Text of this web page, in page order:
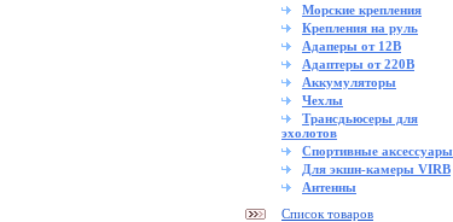
Морские крепления
Крепления на руль
Адаперы от 12В
Адаптеры от 220В
Аккумуляторы
Чехлы
Трансдьюсеры для
эхолотов
Спортивные аксессуары
Для экшн-камеры VIRB
Антенны
Список товаров